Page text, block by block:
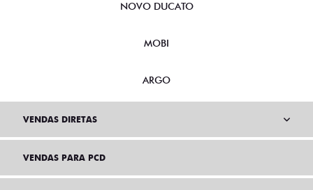
NOVO DUCATO
MOBI
ARGO
VENDAS DIRETAS
VENDAS PARA PCD